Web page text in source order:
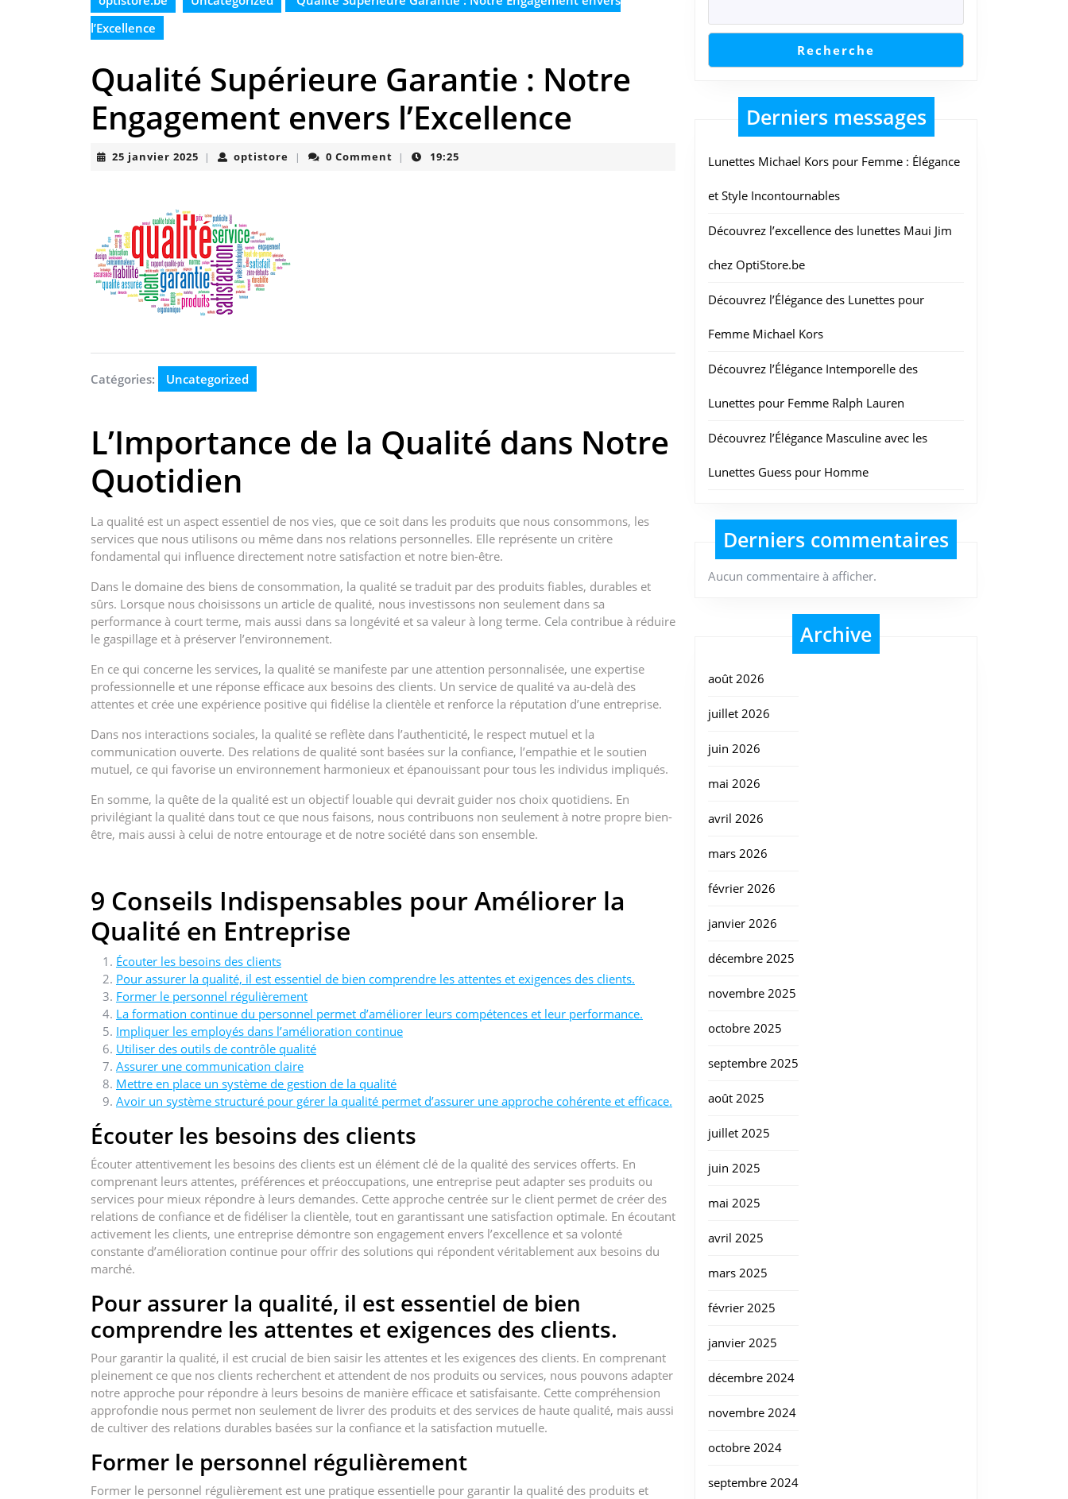
l’Excellence
Qualité Supérieure Garantie : Notre
Engagement envers l’Excellence
25 janvier 2025 25| optistore optistore
| 0 Comment | 19:25
Catégories: Uncategorized
L’Importance de la Qualité dans Notre
Quotidien
La qualité est un aspect essentiel de nos vies, que ce soit dans les produits que nous consommons, les
services que nous utilisons ou même dans nos relations personnelles. Elle représente un critère
fondamental qui influence directement notre satisfaction et notre bien-être.
Dans le domaine des biens de consommation, la qualité se traduit par des produits fiables, durables et
sûrs. Lorsque nous choisissons un article de qualité, nous investissons non seulement dans sa
performance à court terme, mais aussi dans sa longévité et sa valeur à long terme. Cela contribue à réduire
le gaspillage et à préserver l’environnement.
En ce qui concerne les services, la qualité se manifeste par une attention personnalisée, une expertise
professionnelle et une réponse efficace aux besoins des clients. Un service de qualité va au-delà des
attentes et crée une expérience positive qui fidélise la clientèle et renforce la réputation d’une entreprise.
Dans nos interactions sociales, la qualité se reflète dans l’authenticité, le respect mutuel et la
communication ouverte. Des relations de qualité sont basées sur la confiance, l’empathie et le soutien
mutuel, ce qui favorise un environnement harmonieux et épanouissant pour tous les individus impliqués.
En somme, la quête de la qualité est un objectif louable qui devrait guider nos choix quotidiens. En
privilégiant la qualité dans tout ce que nous faisons, nous contribuons non seulement à notre propre bien-
être, mais aussi à celui de notre entourage et de notre société dans son ensemble.
9 Conseils Indispensables pour Améliorer la
Qualité en Entreprise
Écouter les besoins des clients
Pour assurer la qualité, il est essentiel de bien comprendre les attentes et exigences des clients.
Former le personnel régulièrement
La formation continue du personnel permet d’améliorer leurs compétences et leur performance.
Impliquer les employés dans l’amélioration continue
Utiliser des outils de contrôle qualité
Assurer une communication claire
Mettre en place un système de gestion de la qualité
Avoir un système structuré pour gérer la qualité permet d’assurer une approche cohérente et efficace.
Écouter les besoins des clients
Écouter attentivement les besoins des clients est un élément clé de la qualité des services offerts. En
comprenant leurs attentes, préférences et préoccupations, une entreprise peut adapter ses produits ou
services pour mieux répondre à leurs demandes. Cette approche centrée sur le client permet de créer des
relations de confiance et de fidéliser la clientèle, tout en garantissant une satisfaction optimale. En écoutant
activement les clients, une entreprise démontre son engagement envers l’excellence et sa volonté
constante d’amélioration continue pour offrir des solutions qui répondent véritablement aux besoins du
marché.
Pour assurer la qualité, il est essentiel de bien
comprendre les attentes et exigences des clients.
Pour garantir la qualité, il est crucial de bien saisir les attentes et les exigences des clients. En comprenant
pleinement ce que nos clients recherchent et attendent de nos produits ou services, nous pouvons adapter
notre approche pour répondre à leurs besoins de manière efficace et satisfaisante. Cette compréhension
approfondie nous permet non seulement de livrer des produits et des services de haute qualité, mais aussi
de cultiver des relations durables basées sur la confiance et la satisfaction mutuelle.
Former le personnel régulièrement
Former le personnel régulièrement est une pratique essentielle pour garantir la qualité des produits et
Recherche
Derniers messages
Lunettes Michael Kors pour Femme : Élégance
et Style Incontournables
Découvrez l’excellence des lunettes Maui Jim
chez OptiStore.be
Découvrez l’Élégance des Lunettes pour
Femme Michael Kors
Découvrez l’Élégance Intemporelle des
Lunettes pour Femme Ralph Lauren
Découvrez l’Élégance Masculine avec les
Lunettes Guess pour Homme
Derniers commentaires
Aucun commentaire à afficher.
Archive
août 2026
juillet 2026
juin 2026
mai 2026
avril 2026
mars 2026
février 2026
janvier 2026
décembre 2025
novembre 2025
octobre 2025
septembre 2025
août 2025
juillet 2025
juin 2025
mai 2025
avril 2025
mars 2025
février 2025
janvier 2025
décembre 2024
novembre 2024
octobre 2024
septembre 2024